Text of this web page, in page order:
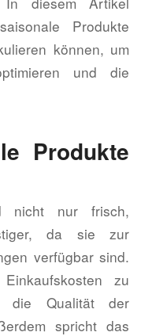
Produkte
können, um
und die
Produkte
nicht nur frisch,
da sie zur
verfügbar sind.
zu
die Qualität der
spricht das